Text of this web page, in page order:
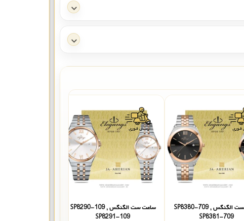
ساعت ست الگنگس SP8380-709 ,
SP8381-709
ساعت ست الگنگس SP8290-109 ,
SP8291-109